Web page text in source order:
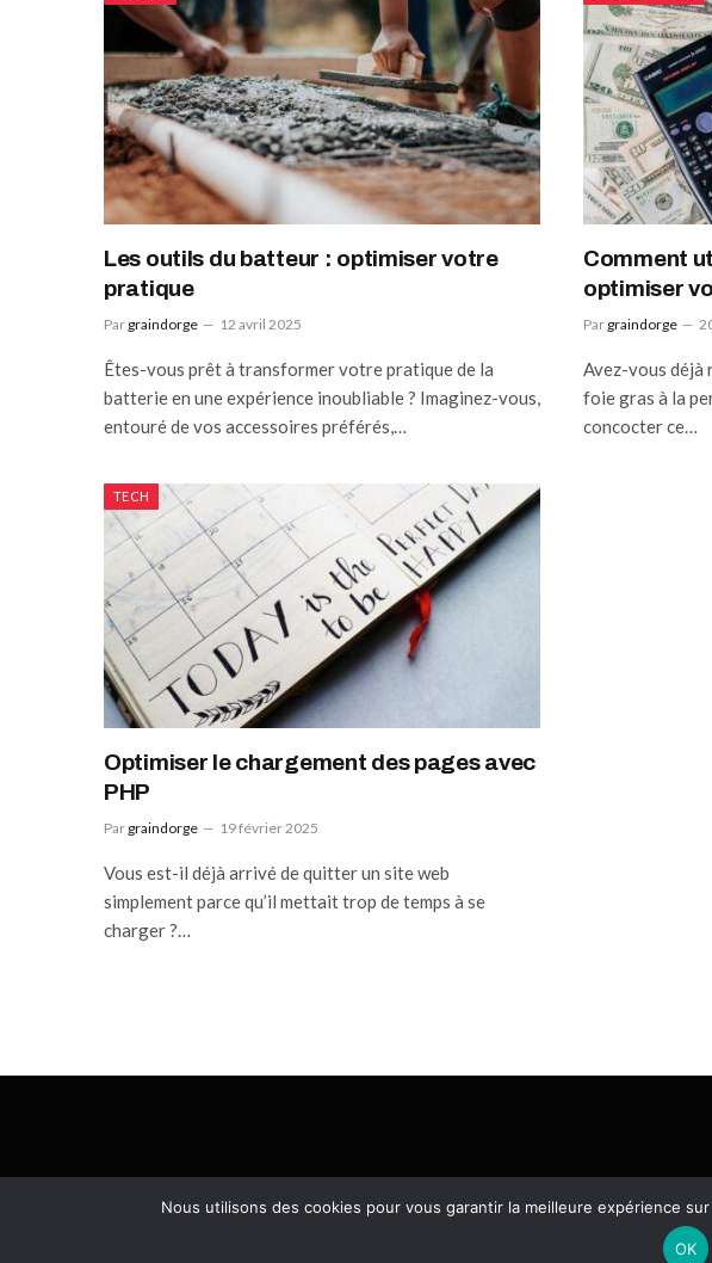
Les outils du batteur : optimiser votre
pratique
Par graindorge 12 avril 2025
Êtes-vous prêt à transformer votre pratique de la
batterie en une expérience inoubliable ? Imaginez-vous,
entouré de vos accessoires préférés,…
Comment
optimiser
Par graindorge
Avez-vous déjà
foie gras à la
concocter ce…
TECH
Optimiser le chargement des pages avec
PHP
Par graindorge 19 février 2025
Vous est-il déjà arrivé de quitter un site web
simplement parce qu’il mettait trop de temps à se
charger ?…
Nous utilisons des cookies pour vous garantir la meilleure expérience
OK